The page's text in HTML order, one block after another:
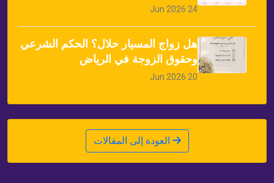
24 Jun 2026
هل زواج المسيار حلال؟ الحكم الشرعي
وحقوق الزوجة في الرياض
20 Jun 2026
العودة إلى المقالات